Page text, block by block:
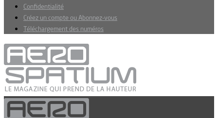
Confidentialité
Créez un compte ou Abonnez-vous
Téléchargement des numéros